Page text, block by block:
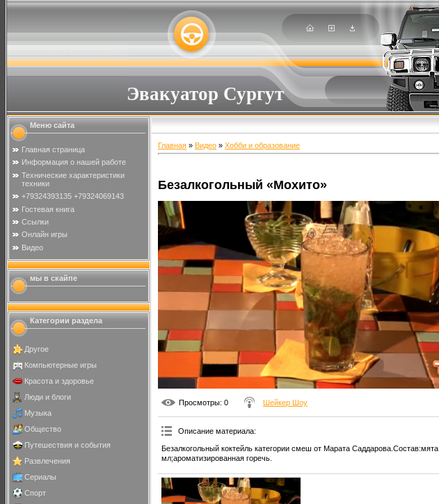
Эвакуатор Сургут
Меню сайта
Главная страница
Информация о нашей работе
Технические характеристики
техники
+79324393135 +79324069143
Гостевая книга
Ссылки
Онлайн игры
Видео
мы в скайпе
Категории раздела
Другое
Компьютерные игры
Красота и здоровье
Люди и блоги
Музыка
Общество
Путешествия и события
Развлечения
Сериалы
Спорт
Главная » Видео » Хобби и образование
Безалкогольный «Мохито»
Просмотры: 0 Шейкер Шоу
Описание материала:
Безалкогольный коктейль категории смеш от Марата
мл;ароматизированная горечь.